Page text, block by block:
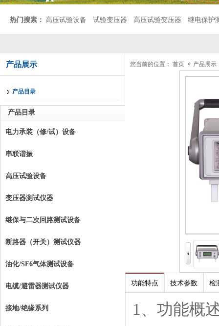
热门搜素： 高压试验设备 试验变压器 高压试验变压器 继电保护
产品展示
产品目录
产品目录
电力承装（修/试）设备
串联谐振
高压试验设备
变压器测试仪器
继保与二次回路测试设备
断路器（开关）测试仪器
油化/SF6气体测试设备
电缆/避雷器测试仪器
接地/绝缘系列
您当前的位置： 首页 产品展示
功能特点 技术参数 检
1、功能概